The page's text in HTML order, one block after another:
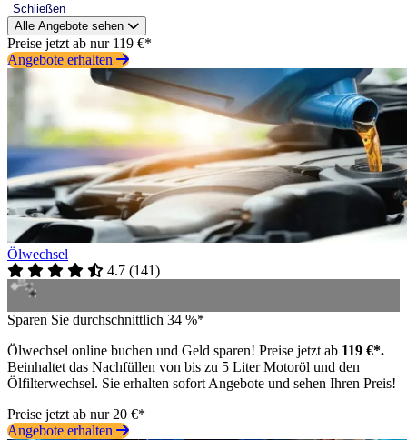
Schließen
Alle Angebote sehen
Preise jetzt ab nur 119 €*
Angebote erhalten
Ölwechsel
4.7 (141)
Sparen Sie durchschnittlich 34 %*
Ölwechsel online buchen und Geld sparen! Preise jetzt ab 119 €*.
Beinhaltet das Nachfüllen von bis zu 5 Liter Motoröl und den
Ölfilterwechsel. Sie erhalten sofort Angebote und sehen Ihren Preis!
Preise jetzt ab nur 20 €*
Angebote erhalten